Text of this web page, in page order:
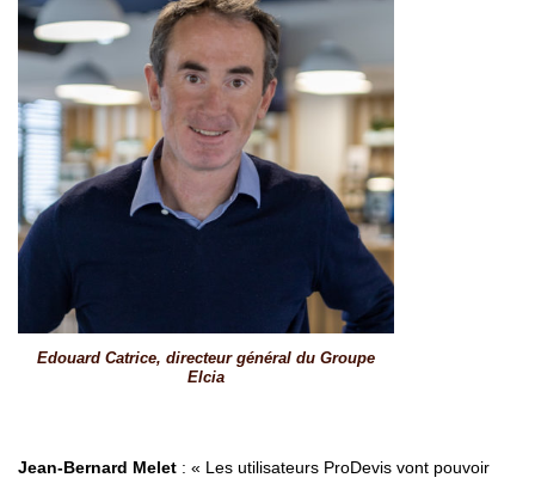
Edouard Catrice, directeur général du Groupe
Elcia
Jean-Bernard Melet : « Les utilisateurs ProDevis vont pouvoir